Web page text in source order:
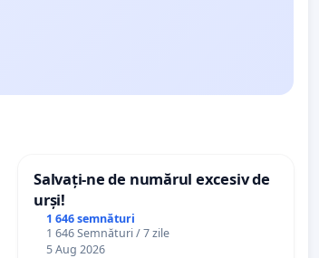
Salvați-ne de numărul excesiv de
urși!
1 646 semnături
1 646 Semnături / 7 zile
5 Aug 2026